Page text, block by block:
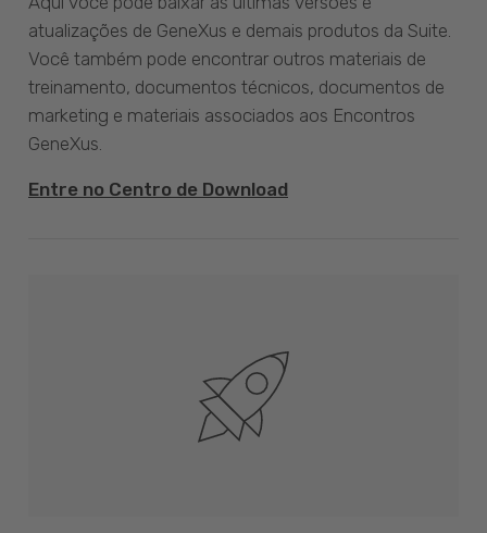
atualizações de GeneXus e demais produtos da Suite.
Você também pode encontrar outros materiais de
treinamento, documentos técnicos, documentos de
marketing e materiais associados aos Encontros
GeneXus.
Entre no Centro de Download